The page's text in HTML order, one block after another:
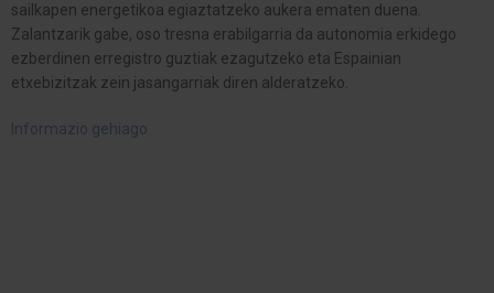
sailkapen energetikoa egiaztatzeko aukera ematen duena.
Zalantzarik gabe, oso tresna erabilgarria da autonomia erkidego
ezberdinen erregistro guztiak ezagutzeko eta Espainian
etxebizitzak zein jasangarriak diren alderatzeko.
Informazio gehiago